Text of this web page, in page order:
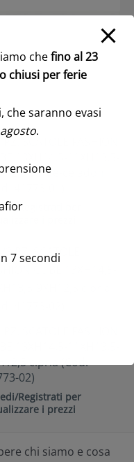
cipria (Cod.
02)
Registrati per
i prezzi
PZ. SCATOLE FASHION
verde-celadon
Registrati per
chi siamo e cosa
chefino al 23
chiusi per ferie
che saranno evasi
.
7secondi